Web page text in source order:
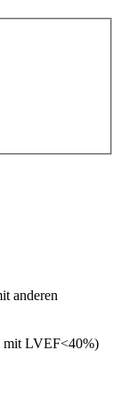
anderen
mit LVEF<40%)